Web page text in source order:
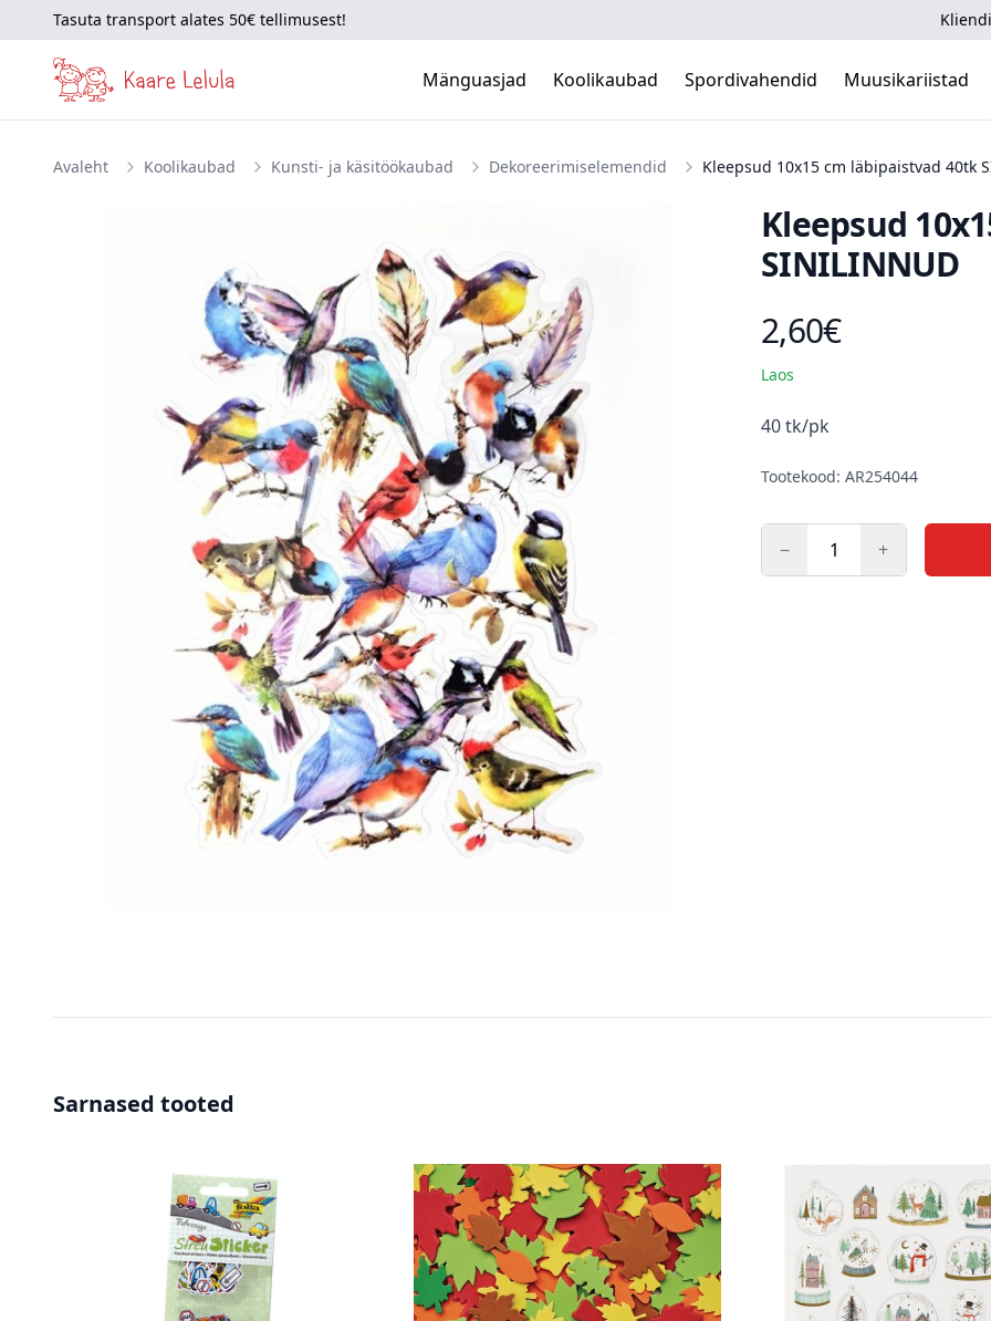
Tasuta transport alates 50€ tellimusest!
Mänguasjad Koolikaubad Spordivahendid Muusikariistad
Avaleht Koolikaubad Kunsti- ja käsitöökaubad Dekoreerimiselemendid Kleepsud 10x15 cm läbipaistvad 40tk
Kleepsud
SINILINNUD
Toote hind
2,60€
Laos
Kirjeldus
40 tk/pk
Tootekood: AR254044
− +
Sarnased tooted